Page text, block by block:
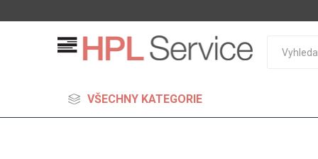
VŠECHNY KATEGORIE